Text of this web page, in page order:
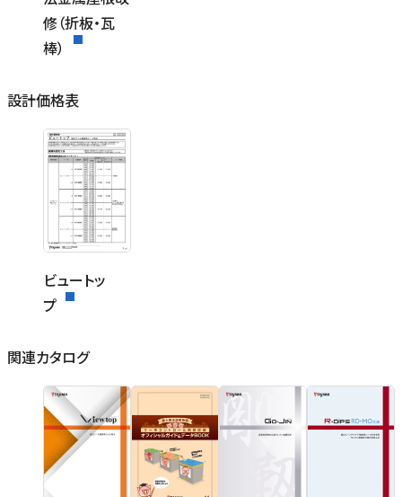
修（折板・瓦
棒）
設計価格表
ビュートッ
プ
関連カタログ